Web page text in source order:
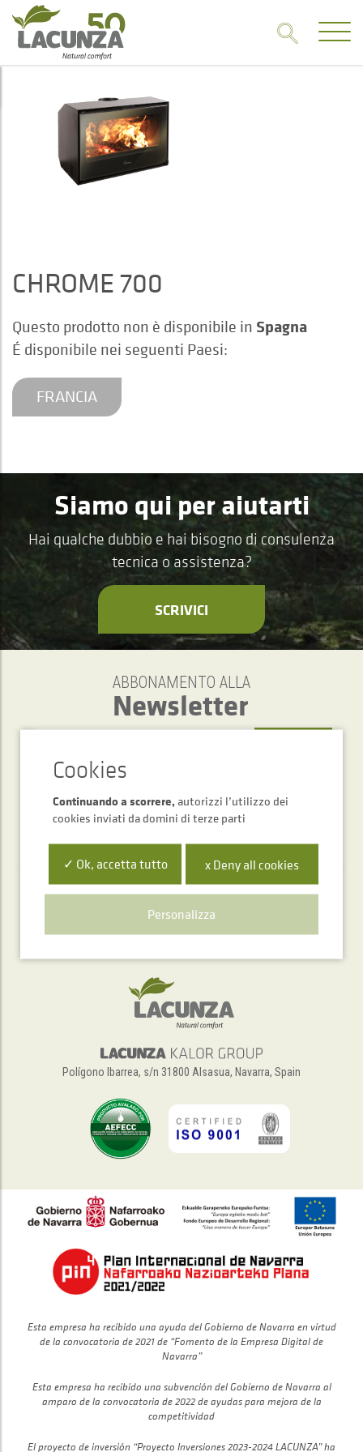
CHROME 700
Questo prodotto non è disponibile in Spagna
É disponibile nei seguenti Paesi:
FRANCIA
Siamo qui per aiutarti
Hai qualche dubbio e hai bisogno di consulenza
tecnica o assistenza?
SCRIVICI
ABBONAMENTO ALLA
Newsletter
Servizio di assistenza telefonica
+34 948 563 511
Polígono Ibarrea, s/n 31800 Alsasua, Navarra, Spain
Esta empresa ha recibido una ayuda del Gobierno de Navarra en virtud
de la convocatoria de 2021 de “Fomento de la Empresa Digital de
Navarra”
Esta empresa ha recibido una subvención del Gobierno de Navarra al
amparo de la convocatoria de 2022 de ayudas para mejora de la
competitividad
El proyecto de inversión “Proyecto Inversiones 2023-2024 LACUNZA” ha
Continuando a scorrere, autorizzi l’utilizzo dei
cookies inviati da domini di terze parti
✓ Ok, accetta tutto x Deny all cookies
Personalizza